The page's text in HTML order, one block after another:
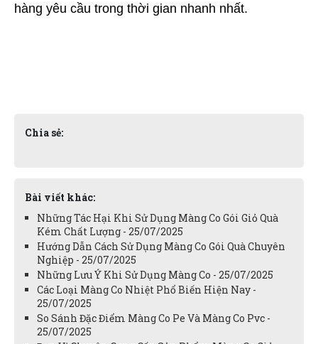
hàng yêu cầu trong thời gian nhanh nhất.
Chia sẻ:
Bài viết khác:
Những Tác Hại Khi Sử Dụng Màng Co Gói Giỏ Quà
Kém Chất Lượng - 25/07/2025
Hướng Dẫn Cách Sử Dụng Màng Co Gói Quà Chuyên
Nghiệp - 25/07/2025
Những Lưu Ý Khi Sử Dụng Màng Co - 25/07/2025
Các Loại Màng Co Nhiệt Phổ Biến Hiện Nay -
25/07/2025
So Sánh Đặc Điểm Màng Co Pe Và Màng Co Pvc -
25/07/2025